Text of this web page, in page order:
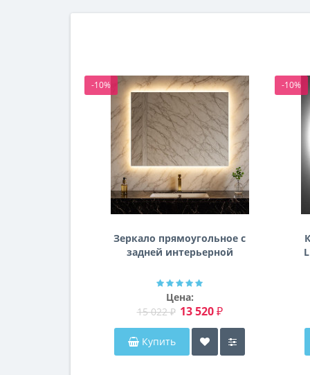
-10%
Зеркало прямоугольное с
задней интерьерной
Далтон
Цена:
15 022 ₽ 13 520 ₽
Купить
-10%